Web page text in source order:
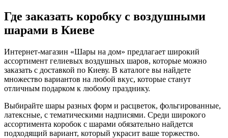
Где заказать коробку с воздушными
шарами в Киеве
Интернет-магазин «Шары на дом» предлагает широкий
ассортимент гелиевых воздушных шаров, которые можно
заказать с доставкой по Киеву. В каталоге вы найдете
множество вариантов на любой вкус, которые станут
отличным подарком к любому празднику.
Выбирайте шары разных форм и расцветок, фольгированные,
латексные, с тематическими надписями. Среди широкого
ассортимента коробок с шарами обязательно найдется
подходящий вариант, который украсит ваше торжество.